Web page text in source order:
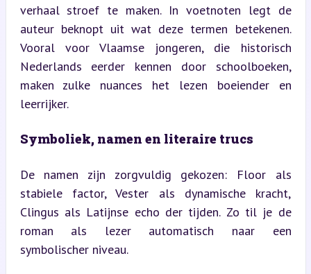
verhaal stroef te maken. In voetnoten legt de
auteur beknopt uit wat deze termen betekenen.
Vooral voor Vlaamse jongeren, die historisch
Nederlands eerder kennen door schoolboeken,
maken zulke nuances het lezen boeiender en
leerrijker.
Symboliek, namen en literaire trucs
De namen zijn zorgvuldig gekozen: Floor als
stabiele factor, Vester als dynamische kracht,
Clingus als Latijnse echo der tijden. Zo til je de
roman als lezer automatisch naar een
symbolischer niveau.